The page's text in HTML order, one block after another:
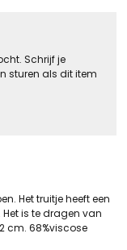
Schrijf je
sturen als dit item
Het truitje heeft een
is te dragen van
cm. 68%viscose